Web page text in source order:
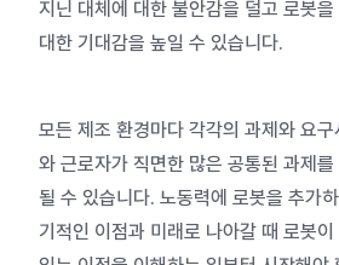
지닌 대체에 대한 불안감을 덜고 로봇을
대한 기대감을 높일 수 있습니다.
모든 제조 환경마다 각각의 과제와 요
와 근로자가 직면한 많은 공통된 과제를
될 수 있습니다. 노동력에 로봇을 추가
기적인 이점과 미래로 나아갈 때 로봇